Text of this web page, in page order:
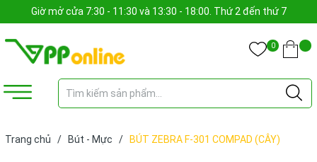
Giờ mở cửa 7:30 - 11:30 và 13:30 - 18:00. Thứ 2 đến thứ 7
0
Trang chủ / Bút - Mực / BÚT ZEBRA F-301 COMPAD (CÂY)